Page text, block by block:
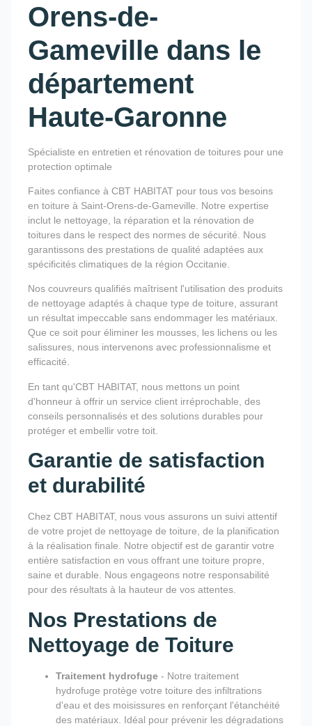
Orens-de-
Gameville dans le
département
Haute-Garonne
Spécialiste en entretien et rénovation de toitures pour une
protection optimale
Faites confiance à CBT HABITAT pour tous vos besoins
en toiture à Saint-Orens-de-Gameville. Notre expertise
inclut le nettoyage, la réparation et la rénovation de
toitures dans le respect des normes de sécurité. Nous
garantissons des prestations de qualité adaptées aux
spécificités climatiques de la région Occitanie.
Nos couvreurs qualifiés maîtrisent l'utilisation des produits
de nettoyage adaptés à chaque type de toiture, assurant
un résultat impeccable sans endommager les matériaux.
Que ce soit pour éliminer les mousses, les lichens ou les
salissures, nous intervenons avec professionnalisme et
efficacité.
En tant qu'CBT HABITAT, nous mettons un point
d'honneur à offrir un service client irréprochable, des
conseils personnalisés et des solutions durables pour
protéger et embellir votre toit.
Garantie de satisfaction
et durabilité
Chez CBT HABITAT, nous vous assurons un suivi attentif
de votre projet de nettoyage de toiture, de la planification
à la réalisation finale. Notre objectif est de garantir votre
entière satisfaction en vous offrant une toiture propre,
saine et durable. Nous engageons notre responsabilité
pour des résultats à la hauteur de vos attentes.
Nos Prestations de
Nettoyage de Toiture
Traitement hydrofuge - Notre traitement
hydrofuge protège votre toiture des infiltrations
d'eau et des moisissures en renforçant l'étanchéité
des matériaux. Idéal pour prévenir les dégradations